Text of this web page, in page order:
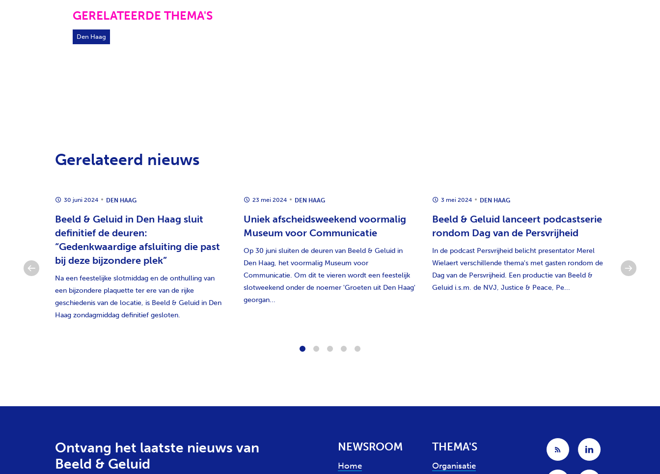
GERELATEERDE THEMA'S
Den Haag
Gerelateerd nieuws
30 juni 2024 DEN HAAG
Beeld & Geluid in Den Haag sluit
definitief de deuren:
“Gedenkwaardige afsluiting die past
bij deze bijzondere plek”
Na een feestelijke slotmiddag en de onthulling van
een bijzondere plaquette ter ere van de rijke
geschiedenis van de locatie, is Beeld & Geluid in Den
Haag zondagmiddag definitief gesloten.
23 mei 2024 DEN HAAG
Uniek afscheidsweekend voormalig
Museum voor Communicatie
Op 30 juni sluiten de deuren van Beeld & Geluid in
Den Haag, het voormalig Museum voor
Communicatie. Om dit te vieren wordt een feestelijk
slotweekend onder de noemer 'Groeten uit Den Haag'
georgan...
3 mei 2024 DEN HAAG
Beeld & Geluid lanceert podcastserie
rondom Dag van de Persvrijheid
In de podcast Persvrijheid belicht presentator Merel
Wielaert verschillende thema's met gasten rondom de
Dag van de Persvrijheid. Een productie van Beeld &
Geluid i.s.m. de NVJ, Justice & Peace, Pe...
verlaten.
Ontvang het laatste nieuws van
Beeld & Geluid
NEWSROOM
Home
THEMA'S
Organisatie